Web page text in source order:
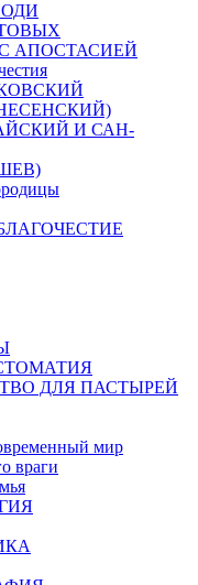
АПОСТАСИЕЙ
И САН-
ДЛЯ ПАСТЫРЕЙ
мир
враги